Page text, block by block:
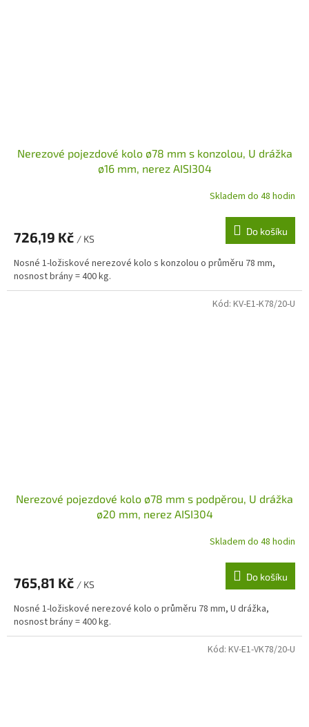
Nerezové pojezdové kolo ø78 mm s konzolou, U drážka
ø16 mm, nerez AISI304
Skladem do 48 hodin
726,19 Kč / KS
Do košíku
Nosné 1-ložiskové nerezové kolo s konzolou o průměru 78 mm,
nosnost brány = 400 kg.
Nerezové pojezdové kolo ø78 mm s podpěrou, U drážka
ø20 mm, nerez AISI304
Skladem do 48 hodin
765,81 Kč / KS
Do košíku
Nosné 1-ložiskové nerezové kolo o průměru 78 mm, U drážka,
nosnost brány = 400 kg.
Kód: KV-E1-K78/20-U
Kód: KV-E1-VK78/20-U